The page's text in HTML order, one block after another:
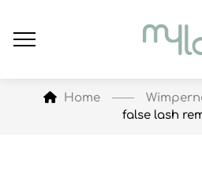
Home
false lash